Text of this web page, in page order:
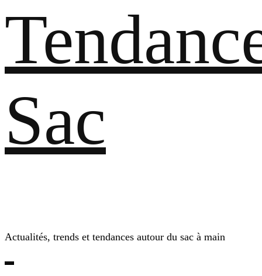
Sac
Actualités, trends et tendances autour du sac à main